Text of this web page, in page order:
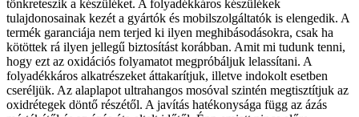
tönkreteszik a készüléket. A folyadékkáros készülékek
tulajdonosainak kezét a gyártók és mobilszolgáltatók is elengedik. A
termék garanciája nem terjed ki ilyen meghibásodásokra, csak ha
kötöttek rá ilyen jellegű biztosítást korábban. Amit mi tudunk tenni,
hogy ezt az oxidációs folyamatot megpróbáljuk lelassítani. A
folyadékkáros alkatrészeket áttakarítjuk, illetve indokolt esetben
cseréljük. Az alaplapot ultrahangos mosóval szintén megtisztítjuk az
oxidrétegek döntő részétől. A javítás hatékonysága függ az ázás